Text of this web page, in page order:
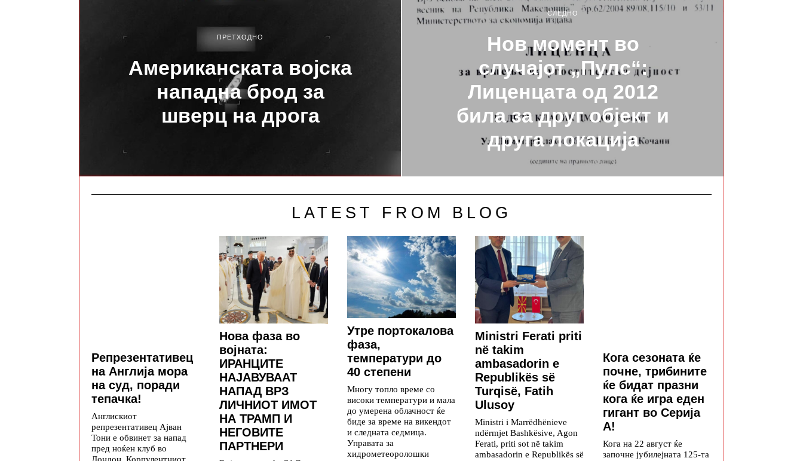
ПРЕТХОДНО
Американската војска
нападна брод за
шверц на дрога
СЛЕДНО
Нов момент во
случајот „Пулс“:
Лиценцата од 2012
била за друг објект и
друга локација
LATEST FROM BLOG
Репрезентативец
на Англија мора
на суд, поради
тепачка!
Англискиот
репрезентативец Ајван
Тони е обвинет за напад
пред ноќен клуб во
Лондон. Корпулентниот
Нова фаза во
војната:
ИРАНЦИТЕ
НАЈАВУВААТ
НАПАД ВРЗ
ЛИЧНИОТ ИМОТ
НА ТРАМП И
НЕГОВИТЕ
ПАРТНЕРИ
Утре портокалова
фаза,
температури до
40 степени
Многу топло време со
високи температури и мала
до умерена облачност ќе
биде за време на викендот
и следната седмица.
Управата за
хидрометеоролошки
Ministri Ferati priti
në takim
ambasadorin e
Republikës së
Turqisë, Fatih
Ulusoy
Ministri i Marrëdhënieve
ndërmjet Bashkësive, Agon
Ferati, priti sot në takim
ambasadorin e Republikës së
Кога сезоната ќе
почне, трибините
ќе бидат празни
кога ќе игра еден
гигант во Серија
А!
Кога на 22 август ќе
започне јубилејната 125-та